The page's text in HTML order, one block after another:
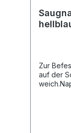
Zur
auf der